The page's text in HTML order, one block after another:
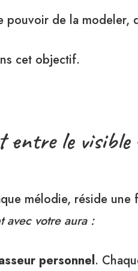
pouvoir de la
cet objectif.
entre le visible
mélodie, réside une
votre aura :
personnel.